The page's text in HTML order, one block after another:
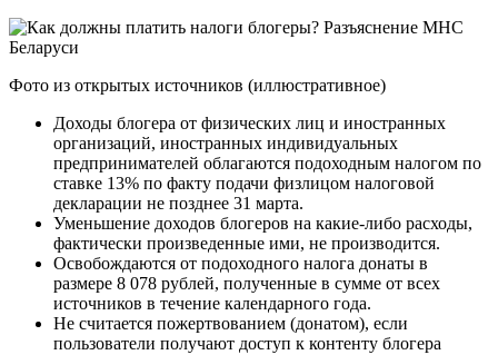
Фото из открытых источников (иллюстративное)
Доходы блогера от физических лиц и иностранных
организаций, иностранных индивидуальных
предпринимателей облагаются подоходным налогом по
ставке 13% по факту подачи физлицом налоговой
декларации не позднее 31 марта.
Уменьшение доходов блогеров на какие-либо расходы,
фактически произведенные ими, не производится.
Освобождаются от подоходного налога донаты в
размере 8 078 рублей, полученные в сумме от всех
источников в течение календарного года.
Не считается пожертвованием (донатом), если
пользователи получают доступ к контенту блогера